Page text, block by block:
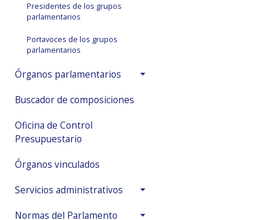
Presidentes de los grupos
parlamentarios
Portavoces de los grupos
parlamentarios
Órganos parlamentarios
Buscador de composiciones
Oficina de Control
Presupuestario
Órganos vinculados
Servicios administrativos
Normas del Parlamento